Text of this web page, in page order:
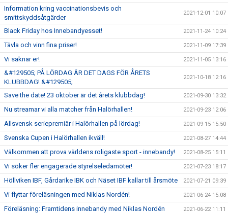
Information kring vaccinationsbevis och
smittskyddsåtgärder
2021-12-01 10:07
Black Friday hos Innebandyesset! 2021-11-24 10:24
Tävla och vinn fina priser! 2021-11-09 17:39
Vi saknar er! 2021-11-05 13:16
&#129505; PÅ LÖRDAG ÄR DET DAGS FÖR ÅRETS
KLUBBDAG! &#129505;
2021-10-18 12:16
Save the date! 23 oktober är det årets klubbdag! 2021-09-30 13:32
Nu streamar vi alla matcher från Halörhallen! 2021-09-23 12:06
Allsvensk seriepremiär i Halörhallen på lördag! 2021-09-15 15:50
Svenska Cupen i Halörhallen ikväll! 2021-08-27 14:44
Välkommen att prova världens roligaste sport - innebandy! 2021-08-25 15:11
Vi söker fler engagerade styrelseledamöter! 2021-07-23 18:17
Höllviken IBF, Gårdarike IBK och Näset IBF kallar till årsmöte 2021-07-21 09:39
Vi flyttar föreläsningen med Niklas Nordén! 2021-06-24 15:08
Föreläsning: Framtidens innebandy med Niklas Nordén 2021-06-22 11:11